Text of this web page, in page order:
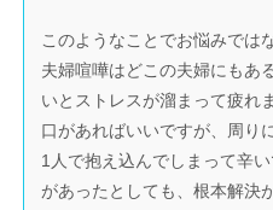
このようなことでお悩みでは
夫婦喧嘩はどこの夫婦にもあ
いとストレスが溜まって疲れ
口があればいいですが、周り
1人で抱え込んでしまって辛
があったとしても、根本解決